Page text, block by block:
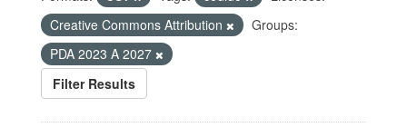
Creative Commons Attribution
Groups:
PDA 2023 A 2027
Filter Results